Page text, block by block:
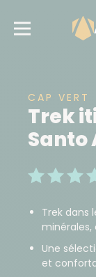
CAP VERT
Trek
Santo
Trek dans
minérales,
Une
et